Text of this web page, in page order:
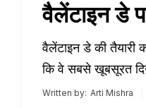
वैलेंटाइन डे
वैलेंटाइन डे की
कि वे सबसे खूबसूरत
Written by: Arti Mishra